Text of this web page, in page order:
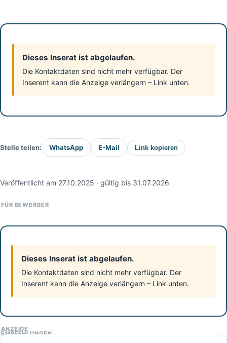
Dieses Inserat ist abgelaufen.
Die Kontaktdaten sind nicht mehr verfügbar. Der
Inserent kann die Anzeige verlängern – Link unten.
Stelle teilen: WhatsApp E-Mail Link kopieren
Veröffentlicht am 27.10.2025 · gültig bis 31.07.2026
FÜR BEWERBER
Dieses Inserat ist abgelaufen.
Die Kontaktdaten sind nicht mehr verfügbar. Der
Inserent kann die Anzeige verlängern – Link unten.
ANZEIGE
EMPFEHLUNGEN